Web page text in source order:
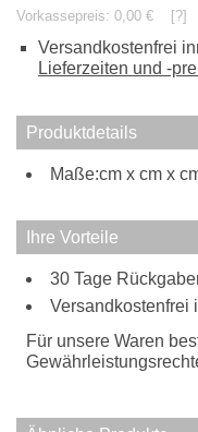
Vorkassepreis: 0,00 € [?]
Versandkostenfrei
Lieferzeiten und -
Produktdetails
Maße:cm x cm x
Ihre Vorteile
30 Tage
Versandkostenfrei
Für unsere Waren